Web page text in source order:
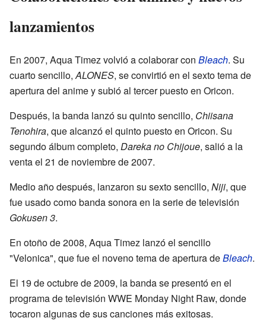
lanzamientos
En 2007, Aqua Timez volvió a colaborar con Bleach. Su
cuarto sencillo,ALONES, se convirtió en el sexto tema de
apertura del anime y subió al tercer puesto en Oricon.
Después, la banda lanzó su quinto sencillo, Chiisana
Tenohira, que alcanzó el quinto puesto en Oricon. Su
segundo álbum completo, Dareka no Chijoue, salió a la
venta el 21 de noviembre de 2007.
Medio año después, lanzaron su sexto sencillo, Niji, que
fue usado como banda sonora en la serie de televisión
Gokusen 3.
En otoño de 2008, Aqua Timez lanzó el sencillo
"Velonica", que fue el noveno tema de apertura deBleach.
El 19 de octubre de 2009, la banda se presentó en el
programa de televisión WWE Monday Night Raw, donde
tocaron algunas de sus canciones más exitosas.